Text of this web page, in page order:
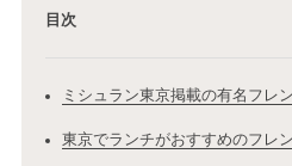
目次
ミシュラン東京掲載の有名フレ
東京でランチがおすすめのフレ